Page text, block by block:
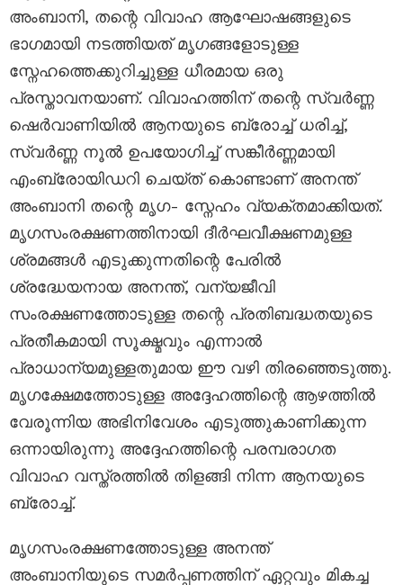
അംബാനി, തന്റെ വിവാഹ ആഘോഷങ്ങളുടെ
ഭാഗമായി നടത്തിയത് മൃഗങ്ങളോടുള്ള
സ്നേഹത്തെക്കുറിച്ചുള്ള ധീരമായ ഒരു
പ്രസ്താവനയാണ്. വിവാഹത്തിന് തന്റെ സ്വർണ്ണ
ഷെർവാണിയിൽ ആനയുടെ ബ്രോച്ച് ധരിച്ച്,
സ്വർണ്ണ നൂൽ ഉപയോഗിച്ച് സങ്കീർണ്ണമായി
എംബ്രോയിഡറി ചെയ്ത് കൊണ്ടാണ് അനന്ത്
അംബാനി തന്റെ മൃഗ- സ്നേഹം വ്യക്തമാക്കിയത്.
മൃഗസംരക്ഷണത്തിനായി ദീർഘവീക്ഷണമുള്ള
ശ്രമങ്ങൾ എടുക്കുന്നതിന്റെ പേരിൽ
ശ്രദ്ധേയനായ അനന്ത്, വന്യജീവി
സംരക്ഷണത്തോടുള്ള തന്റെ പ്രതിബദ്ധതയുടെ
പ്രതീകമായി സൂക്ഷ്മവും എന്നാൽ
പ്രാധാന്യമുള്ളതുമായ ഈ വഴി തിരഞ്ഞെടുത്തു.
മൃഗക്ഷേമത്തോടുള്ള അദ്ദേഹത്തിന്റെ ആഴത്തിൽ
വേരൂന്നിയ അഭിനിവേശം എടുത്തുകാണിക്കുന്ന
ഒന്നായിരുന്നു അദ്ദേഹത്തിന്റെ പരമ്പരാഗത
വിവാഹ വസ്ത്രത്തിൽ തിളങ്ങി നിന്ന ആനയുടെ
ബ്രോച്ച്.
മൃഗസംരക്ഷണത്തോടുള്ള അനന്ത്
അംബാനിയുടെ സമർപ്പണത്തിന് ഏറ്റവും മികച്ച